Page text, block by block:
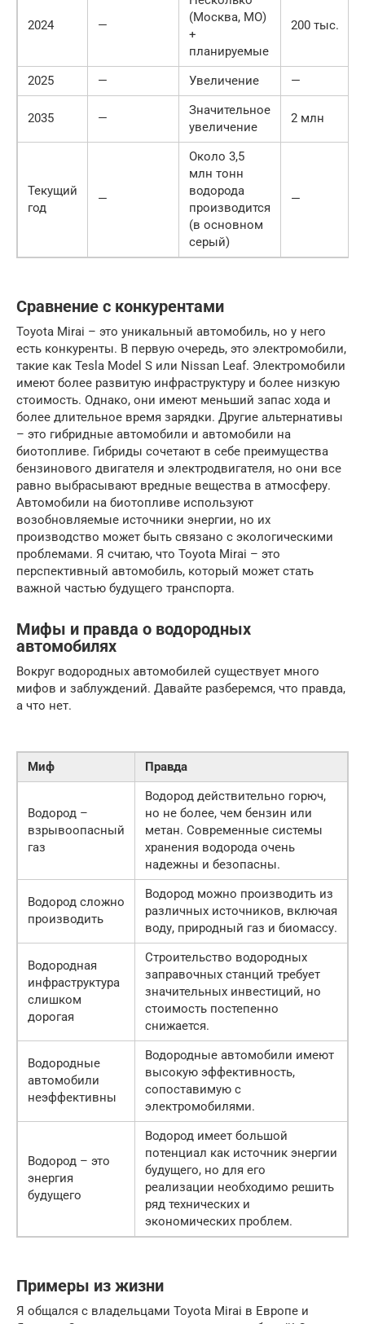
2024 —
(Москва, МО)
+
планируемые
200 тыс.
2025 — Увеличение —
2035 —
Значительное
увеличение
2 млн
Текущий
год
—
Около 3,5
млн тонн
водорода
производится
(в основном
серый)
—
Сравнение с конкурентами
Toyota Mirai – это уникальный автомобиль, но у него
есть конкуренты. В первую очередь, это электромобили,
такие как Tesla Model S или Nissan Leaf. Электромобили
имеют более развитую инфраструктуру и более низкую
стоимость. Однако, они имеют меньший запас хода и
более длительное время зарядки. Другие альтернативы
– это гибридные автомобили и автомобили на
биотопливе. Гибриды сочетают в себе преимущества
бензинового двигателя и электродвигателя, но они все
равно выбрасывают вредные вещества в атмосферу.
Автомобили на биотопливе используют
возобновляемые источники энергии, но их
производство может быть связано с экологическими
проблемами. Я считаю, что Toyota Mirai – это
перспективный автомобиль, который может стать
важной частью будущего транспорта.
Мифы и правда о водородных
автомобилях
Вокруг водородных автомобилей существует много
мифов и заблуждений. Давайте разберемся, что правда,
а что нет.
Миф Правда
Водород –
взрывоопасный
газ
Водород действительно горюч,
но не более, чем бензин или
метан. Современные системы
хранения водорода очень
надежны и безопасны.
Водород сложно
производить
Водород можно производить из
различных источников, включая
воду, природный газ и биомассу.
Водородная
инфраструктура
слишком
дорогая
Строительство водородных
заправочных станций требует
значительных инвестиций, но
стоимость постепенно
снижается.
Водородные
автомобили
неэффективны
Водородные автомобили имеют
высокую эффективность,
сопоставимую с
электромобилями.
Водород – это
энергия
будущего
Водород имеет большой
потенциал как источник энергии
будущего, но для его
реализации необходимо решить
ряд технических и
экономических проблем.
Примеры из жизни
Я общался с владельцами Toyota Mirai в Европе и